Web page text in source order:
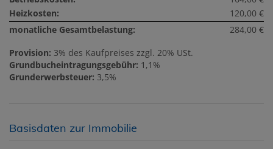
Heizkosten:
120,00 €
monatliche Gesamtbelastung:
284,00 €
Provision: 3% des Kaufpreises zzgl. 20% USt.
Grundbucheintragungsgebühr: 1,1%
Grunderwerbsteuer: 3,5%
Basisdaten zur Immobilie